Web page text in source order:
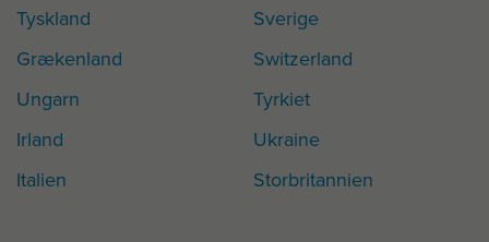
Tyskland
Grækenland
Ungarn
Irland
Italien
Sverige
Switzerland
Tyrkiet
Ukraine
Storbritannien